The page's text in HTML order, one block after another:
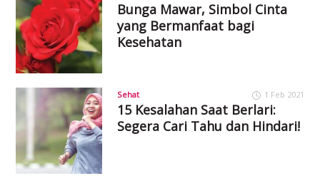
Bunga Mawar, Simbol Cinta
yang Bermanfaat bagi
Kesehatan
Sehat 1 Feb 2021
15 Kesalahan Saat Berlari:
Segera Cari Tahu dan Hindari!